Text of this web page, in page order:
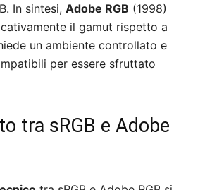
In sintesi, Adobe RGB (1998)
il gamut rispetto a
un ambiente controllato e
per essere sfruttato
tra sRGB e Adobe